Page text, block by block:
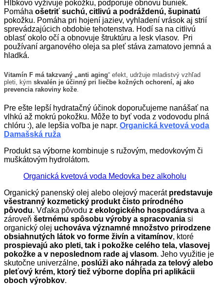
Hĺbkovo vyživuje pokožku, podporuje obnovu buniek.
Pomáha ošetriť suchú, citlivú a podráždenú, šupinatú
pokožku. Pomáha pri hojení jaziev, vyhladení vrások aj strií
sprevádzajúcich obdobie tehotenstva. Hodí sa na citlivú
oblasť okolo očí a obnovuje štruktúru a lesk vlasov. Pri
používaní arganového oleja sa pleť stáva zamatovo jemná a
hladká.
Vitamín F má takzvaný „anti aging“ efekt, udržuje mladistvý vzhľad
pleti, kým skvalén je účinný pri liečbe kožných ochorení, aj ako
prevencia rakoviny kože
Pre ešte lepší hydratačný účinok doporučujeme nanášať na
vlhkú až mokrú pokožku. Môže to byť voda z vodovodu plná
chlóru :), ale lepšia voľba je napr. Organická kvetová voda
Damašská ruža
Produkt sa výborne kombinuje s ružovým, medovkovým či
muškátovým hydrolátom.
Organická kvetová voda Medovka bez alkoholu
Organický panenský olej alebo olejový macerát predstavuje
všestranný kozmetický produkt čisto prírodného
pôvodu. Vďaka pôvodu z ekologického hospodárstva a
zároveň šetrnému spôsobu výroby a spracovania si
organický olej uchováva významné množstvo prirodzene
obsiahnutých látok vo forme živín a vitamínov, ktoré
prospievajú ako pleti, tak i pokožke celého tela, vlasovej
pokožke a v neposlednom rade aj vlasom. Jeho využitie je
skutočne univerzálne, poslúži ako náhrada za telový alebo
pleťový krém, ktorý tiež výborne dopĺňa pri aplikácii
oboch výrobkov.